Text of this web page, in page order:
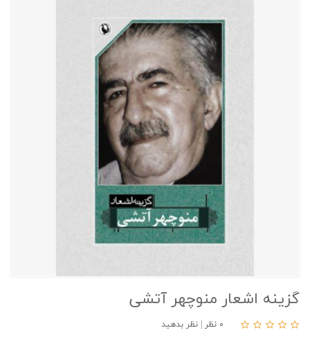
گزینه اشعار منوچهر آتشی
۰ نظر نظر بدهید